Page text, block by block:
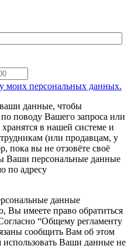
моих персональных данных.
данные, чтобы
поводу Вашего запроса или
в нашей системе и
(или продавцам, у
пока вы не отзовёте своё
Ваши персональные данные
по адресу
данные
Вы имеете право обратиться
“Общему регламенту
сообщить Вам об этом
Ваши данные не